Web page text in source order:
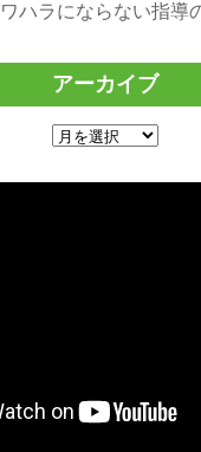
ハラにならない指導
アーカイブ
ア